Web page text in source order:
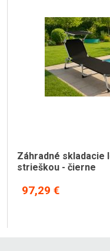
Záhradné skladacie
strieškou - čierne
97,29 €